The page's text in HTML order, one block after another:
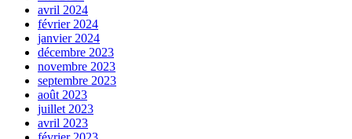
avril 2024
février 2024
janvier 2024
décembre 2023
novembre 2023
septembre 2023
août 2023
juillet 2023
avril 2023